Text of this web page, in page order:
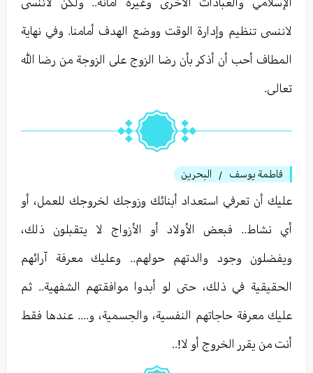
لاننسى تنظيم وإدارة الوقت ووضع الهدف أمامنا. وفي نهاية
المطاف أحب أن أذكر بأن رضا الزوج على الزوجة من رضا الله
تعالى.
فاطمة يوسف / البحرين
عليك أن تعرفي استعداد أبنائك وزوجك لخروجك للعمل، أو
أي نشاط.. فبعض الأولاد أو الأزواج لا يتقبلون ذلك،
ويفضلون وجود والدتهم حولهم.. وعليك معرفة آرائهم
الحقيقية في ذلك، حتى لو أبدوا موافقتهم الشفهية.. ثم
عليك معرفة حاجاتهم النفسية، والجسمية، و.... عندها فقط
أنت من يقرر الخروج أو لا!..